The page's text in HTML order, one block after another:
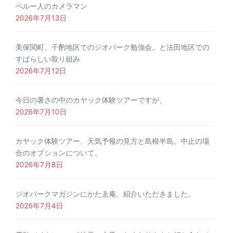
ペルー人のカメラマン
2026年7月13日
美保関町、千酌地区でのジオパーク勉強会。と法田地区での
すばらしい取り組み
2026年7月12日
今日の暑さの中のカヤック体験ツアーですが、
2026年7月10日
カヤック体験ツアー、天気予報の見方と島根半島。中止の場
合のオプションについて。
2026年7月8日
ジオパークマガジンにかたゑ庵、紹介いただきました。
2026年7月4日